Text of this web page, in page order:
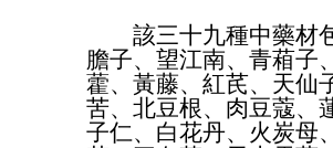
該三十九種中藥材包
膽子、望江南、青葙子
藿、黃藤、紅芪、天仙
苦、北豆根、肉豆蔻、
子仁、白花丹、火炭母